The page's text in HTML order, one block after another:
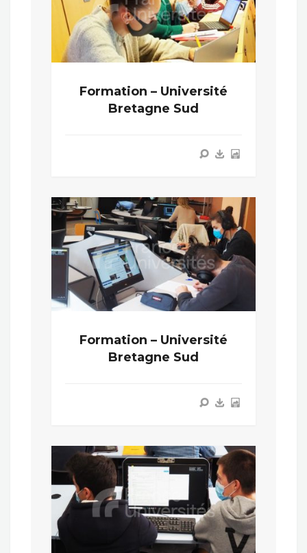
Formation – Université
Bretagne Sud
Formation – Université
Bretagne Sud